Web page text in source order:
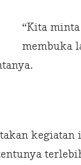
“Kita
membuka